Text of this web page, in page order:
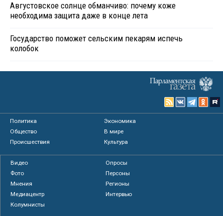
Августовское солнце обманчиво: почему коже
необходима защита даже в конце лета
Государство поможет сельским пекарям испечь
колобок
Политика
Экономика
Общество
В мире
Происшествия
Культура
Видео
Опросы
Фото
Персоны
Мнения
Регионы
Медиацентр
Интервью
Колумнисты